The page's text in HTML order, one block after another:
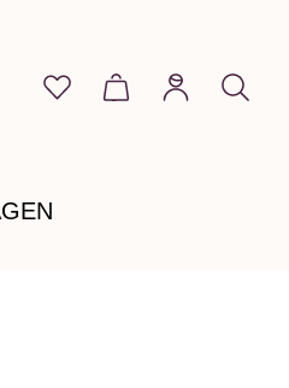
Du hast 0 Produkte auf
Warenkorb